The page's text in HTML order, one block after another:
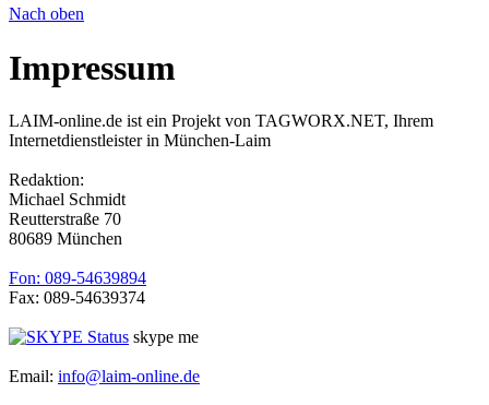
Nach oben
Impressum
LAIM-online.de ist ein Projekt von TAGWORX.NET, Ihrem
Internetdienstleister in München-Laim
Redaktion:
Michael Schmidt
Reutterstraße 70
80689 München
Fon: 089-54639894
Fax: 089-54639374
skype me
Email: info@laim-online.de